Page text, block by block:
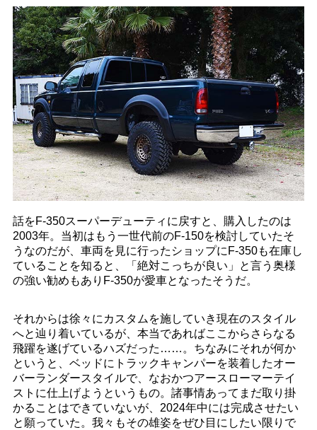
話をF-350スーパーデューティに戻すと、購入したのは
2003年。当初はもう一世代前のF-150を検討していたそ
うなのだが、車両を見に行ったショップにF-350も在庫し
ていることを知ると、「絶対こっちが良い」と言う奥様
の強い勧めもありF-350が愛車となったそうだ。
それからは徐々にカスタムを施していき現在のスタイル
へと辿り着いているが、本当であればここからさらなる
飛躍を遂げているハズだった……。ちなみにそれが何か
というと、ベッドにトラックキャンパーを装着したオー
バーランダースタイルで、なおかつアースローマーテイ
ストに仕上げようというもの。諸事情あってまだ取り掛
かることはできていないが、2024年中には完成させたい
と願っていた。我々もその雄姿をぜひ目にしたい限りで